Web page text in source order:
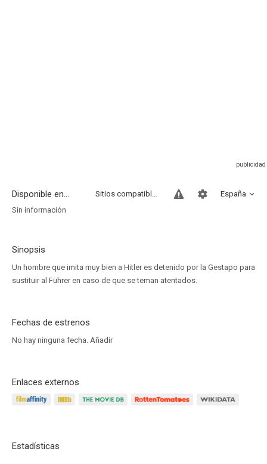
Disponible en... España
Sitios compatibles
Sin información
Sinopsis
Un hombre que imita muy bien a Hitler es detenido por la Gestapo para
sustituir al Führer en caso de que se teman atentados.
Fechas de estrenos
No hay ninguna fecha. Añadir
Enlaces externos
Estadísticas